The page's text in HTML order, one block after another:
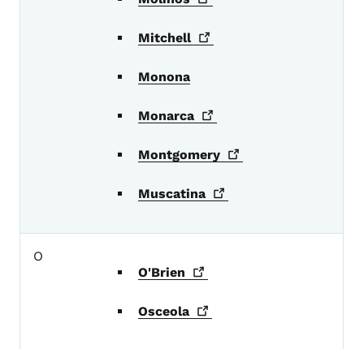
Mitchell
Monona
Monarca
Montgomery
Muscatina
O
O'Brien
Osceola